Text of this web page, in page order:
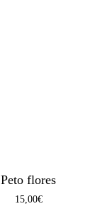
Peto flores
15,00€